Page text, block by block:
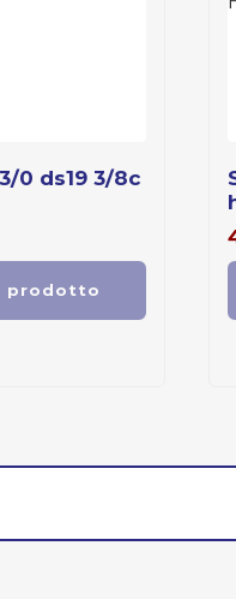
0 ds19 3/8c
prodotto
suture